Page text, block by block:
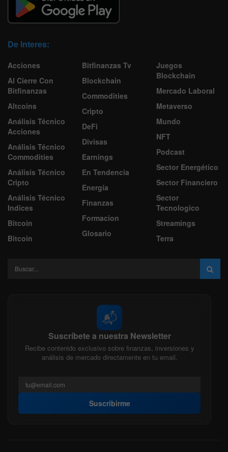
De Interes:
Acciones
Al Cierre Con
Bitfinanzas
Altcoins
Análisis Técnico
Acciones
Análisis Técnico
Commodities
Análisis Técnico
Cripto
Análisis Técnico
Indices
Bitcoin
Bitcoin
Bitfinanzas Tv
Blockchain
Commodities
Cripto
DeFi
Divisas
Earnings
En Tendencia
Energía
Finanzas
Formacion
Glosario
Juegos
Blockchain
Mercado Laboral
Metaverso
Mundo
NFT
Podcast
Sector Energético
Sector Financiero
Sector
Tecnologico
Streamings
Terra
📬
Suscríbete a nuestra Newsletter
Recibe contenido exclusivo sobre finanzas, inversiones y
análisis de mercado directamente en tu email.
Suscribirme